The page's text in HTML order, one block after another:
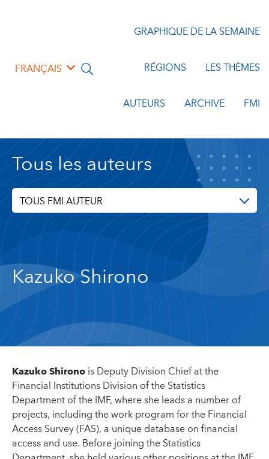
FRANÇAIS
GRAPHIQUE DE LA SEMAINE
RÉGIONS LES THÈMES
AUTEURS ARCHIVE FMI
Tous les auteurs
TOUS FMI AUTEUR
Kazuko Shirono
Kazuko Shironois Deputy Division Chief at the
Financial Institutions Division of the Statistics
Department of the IMF, where she leads a number of
projects, including the work program for the Financial
Access Survey (FAS), a unique database on financial
access and use. Before joining the Statistics